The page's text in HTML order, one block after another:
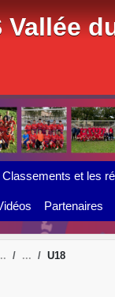
Vallée
Classements et les
Partenaires
U18
cookies